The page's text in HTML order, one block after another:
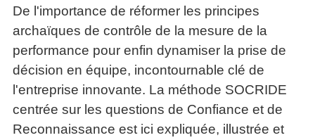
De l'importance de réformer les principes
archaïques de contrôle de la mesure de la
performance pour enfin dynamiser la prise de
décision en équipe, incontournable clé de
l'entreprise innovante. La méthode SOCRIDE
centrée sur les questions de Confiance et de
Reconnaissance est ici expliquée, illustrée et